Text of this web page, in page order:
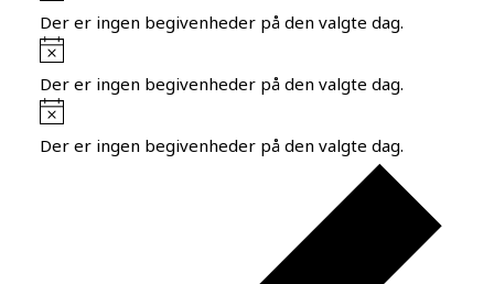
Der er ingen begivenheder på den valgte dag.
Notice
Der er ingen begivenheder på den valgte dag.
Notice
Der er ingen begivenheder på den valgte dag.